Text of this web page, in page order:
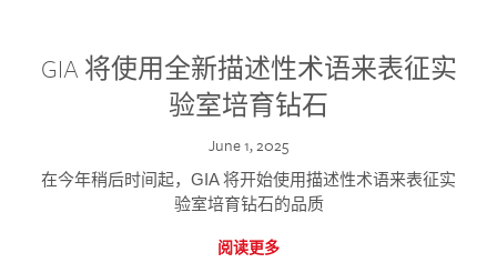
GIA 将使用全新描述性术语来表征实
验室培育钻石
June 1, 2025
在今年稍后时间起，GIA 将开始使用描述性术语来表征实
验室培育钻石的品质
阅读更多